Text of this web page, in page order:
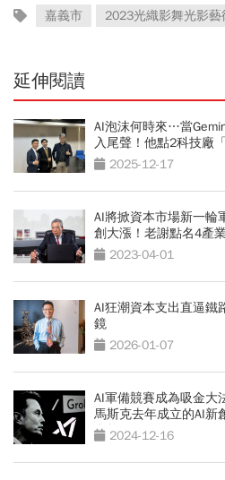
嘉義市 2023光織影舞光影藝
延伸閱讀
AI泡沫何時來…當
入尾聲！他點2科技廠
2025-12-17
AI將掀資本市場新一
創大漲！老謝點名4產
2023-04-01
AI狂潮資本支出直逼
鏡
2026-01-07
AI軍備競賽成為吸金大
馬斯克去年成立的AI新
台幣2024-12-16